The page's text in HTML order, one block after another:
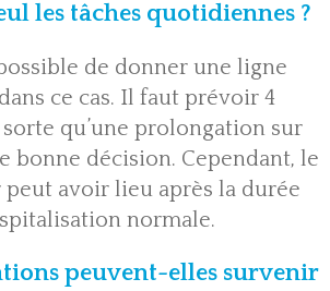
les tâches quotidiennes ?
de donner une ligne
ce cas. Il faut prévoir 4
sorte qu’une prolongation sur
bonne décision. Cependant, le
avoir lieu après la durée
normale.
peuvent-elles survenir